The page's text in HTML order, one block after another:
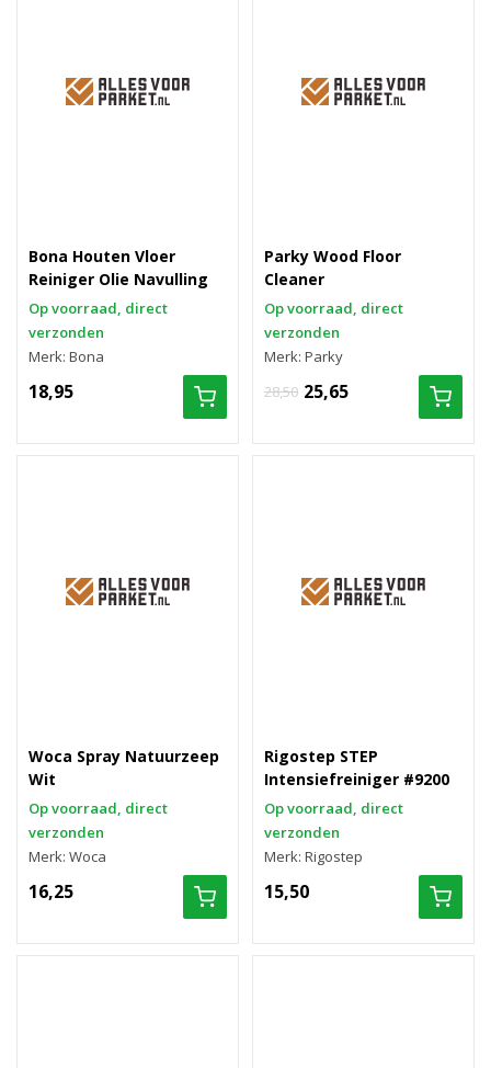
Bona Houten Vloer
Reiniger Olie Navulling
Op voorraad, direct
verzonden
Merk: Bona
18,95
Parky Wood Floor
Cleaner
Op voorraad, direct
verzonden
Merk: Parky
28,50 25,65
Woca Spray Natuurzeep
Wit
Op voorraad, direct
verzonden
Merk: Woca
16,25
Rigostep STEP
Intensiefreiniger #9200
Op voorraad, direct
verzonden
Merk: Rigostep
15,50